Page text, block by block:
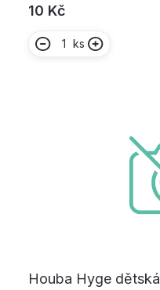
10 Kč
ks
Houba Hyge dětská